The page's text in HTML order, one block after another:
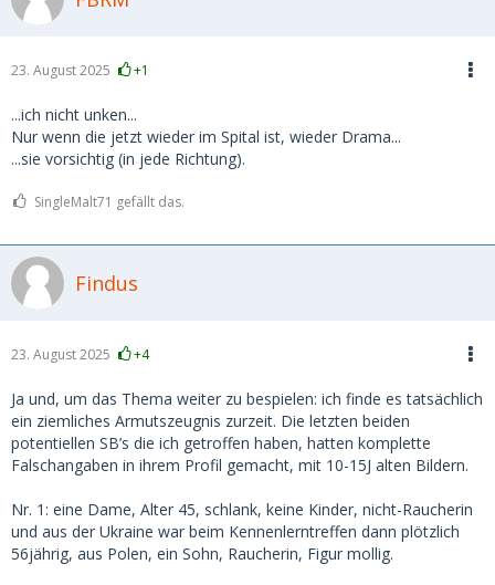
23. August 2025 +1
...ich nicht unken...
Nur wenn die jetzt wieder im Spital ist, wieder Drama...
...sie vorsichtig (in jede Richtung).
SingleMalt71 gefällt das.
Findus
23. August 2025 +4
Ja und, um das Thema weiter zu bespielen: ich finde es tatsächlich
ein ziemliches Armutszeugnis zurzeit. Die letzten beiden
potentiellen SB’s die ich getroffen haben, hatten komplette
Falschangaben in ihrem Profil gemacht, mit 10-15J alten Bildern.
Nr. 1: eine Dame, Alter 45, schlank, keine Kinder, nicht-Raucherin
und aus der Ukraine war beim Kennenlerntreffen dann plötzlich
56jährig, aus Polen, ein Sohn, Raucherin, Figur mollig.